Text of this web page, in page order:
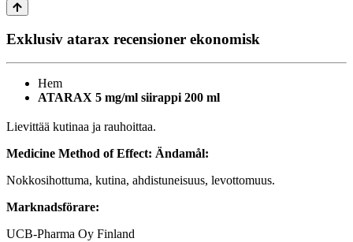
Exklusiv atarax recensioner ekonomisk
Hem
ATARAX 5 mg/ml siirappi 200 ml
Lievittää kutinaa ja rauhoittaa.
Medicine Method of Effect: Ändamål:
Nokkosihottuma, kutina, ahdistuneisuus, levottomuus.
Marknadsförare:
UCB-Pharma Oy Finland